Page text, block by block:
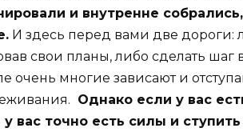
и внутренне
И здесь перед вами две дороги:
свои планы, либо сделать шаг
очень многие зависают и
Однако если у вас
вас точно есть силы и